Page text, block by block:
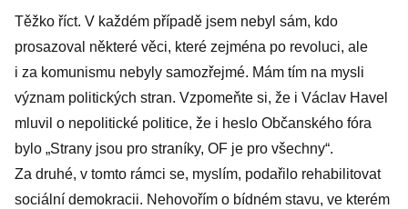
Těžko říct. V každém případě jsem nebyl sám, kdo
prosazoval některé věci, které zejména po revoluci, ale
i za komunismu nebyly samozřejmé. Mám tím na mysli
význam politických stran. Vzpomeňte si, že i Václav Havel
mluvil o nepolitické politice, že i heslo Občanského fóra
bylo „Strany jsou pro straníky, OF je pro všechny“.
Za druhé, v tomto rámci se, myslím, podařilo rehabilitovat
sociální demokracii. Nehovořím o bídném stavu, ve kterém